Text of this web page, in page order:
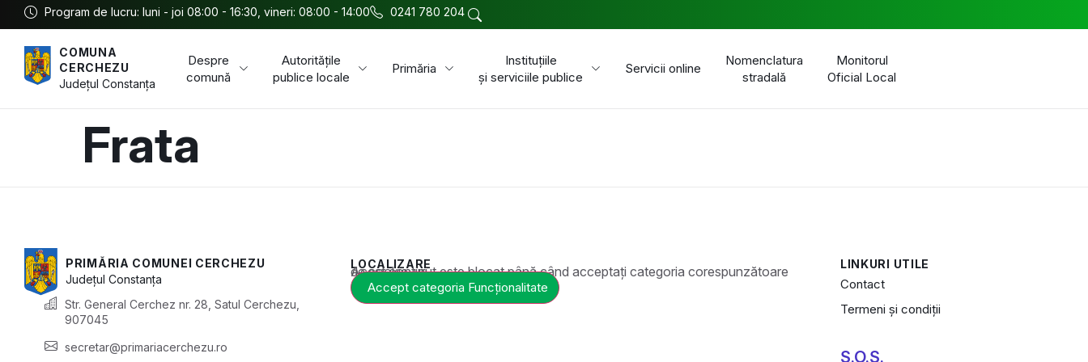
Program de lucru: luni - joi 08:00 - 16:30, vineri: 08:00 - 14:00 0241 780 204
COMUNA
CERCHEZU
JudețulConstanța
Despre
comună
Autoritățile
publice locale
Primăria
Instituțiile
și serviciile publice
Servicii online
Nomenclatura
stradală
Monitorul
Oficial Local
Frata
PRIMĂRIA COMUNEI CERCHEZU
JudețulConstanța
Str. General Cerchez nr. 28, Satul Cerchezu,
907045
secretar@primariacerchezu.ro
LOCALIZARE
Acest conținut este blocat până când acceptați categoria corespunzătoare de cookie-uri.
Accept categoria Funcționalitate
LINKURI UTILE
Contact
Termeni și condiții
S.O.S.